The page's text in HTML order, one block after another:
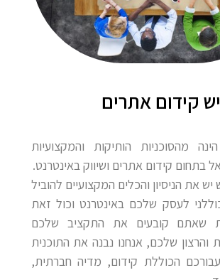
קידום אתרים
מהסוכניות הותיקות והמקצועיות
בתחום קידום אתרים ושיווק באינטרנט.
יש את הניסיון והכלים המקצועיים להוביל
לעסק שלכם באינטרנט וכול זאת
שאתם קובעים את התקציב שלכם
והרצון שלכם, אנחנו נבנה את התוכנית
הכוללת קידום, מדיה חברתית,